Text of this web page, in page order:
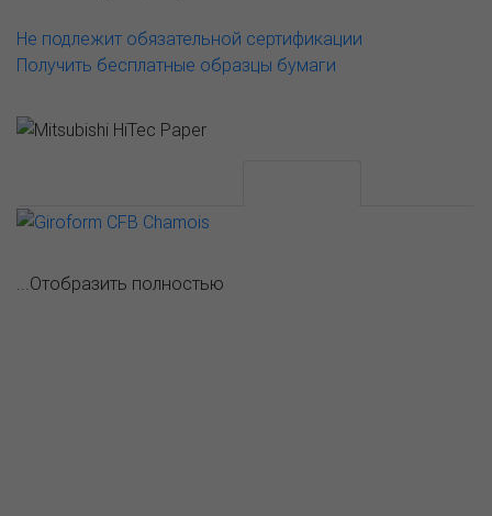
Не подлежит обязательной сертификации
Получить бесплатные образцы бумаги
...Отобразить полностью